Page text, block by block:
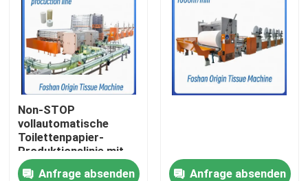
Über uns
Werksbesichtigung
Qualitätskontrolle
Kontakt mit uns
Non-STOP
vollautomatische
Toilettenpapier-
Produktionslinie mit
Prägungseinheit
Anfrage absenden Anfrage absenden